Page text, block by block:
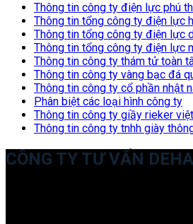
Thông tin công ty điện lực phú
Thông tin tổng công ty điện lực
Thông tin tổng công ty điện lực
Thông tin tổng công ty điện lực
Thông tin công ty thám tử toàn
Thông tin công ty vàng bạc đá
Thông tin công ty cổ phần nhật
Phân biệt các loại hình công ty
Thông tin công ty giầy rieker
Thông tin công ty tnhh giày
CÔNG TY TƯ VẤN